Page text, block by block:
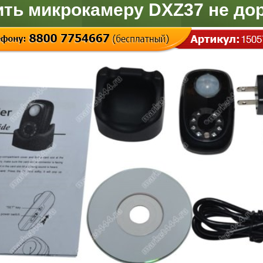
микрокамеру DXZ37 не